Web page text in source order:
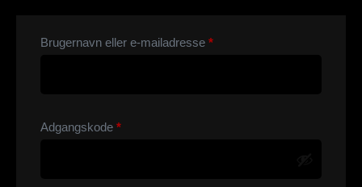
Brugernavn eller e-mailadresse *
Adgangskode *